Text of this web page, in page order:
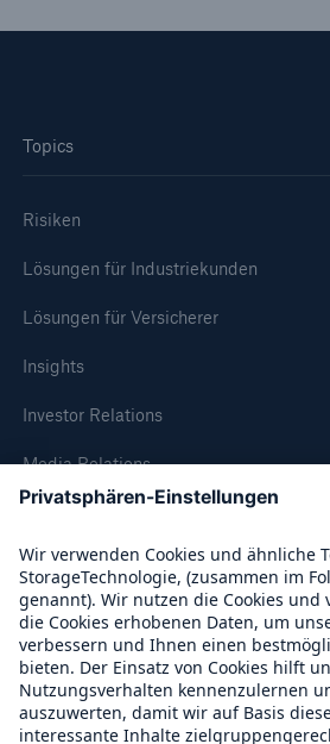
Topics
Risiken
Lösungen für Industriekunden
Lösungen für Versicherer
Insights
Investor Relations
Media Relations
Compliance
Über Munich Re
Munich Re Weltweit
Fakten
50 %
Geschätzte globale
Internetkriminalität